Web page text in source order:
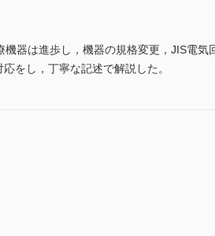
器は進歩し，機器の規格変更，JIS電
をし，丁寧な記述で解説した。